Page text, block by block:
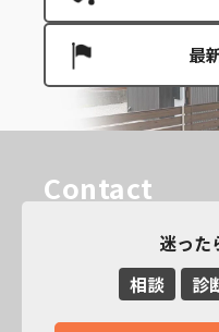
最
Contact
迷った
相談
診